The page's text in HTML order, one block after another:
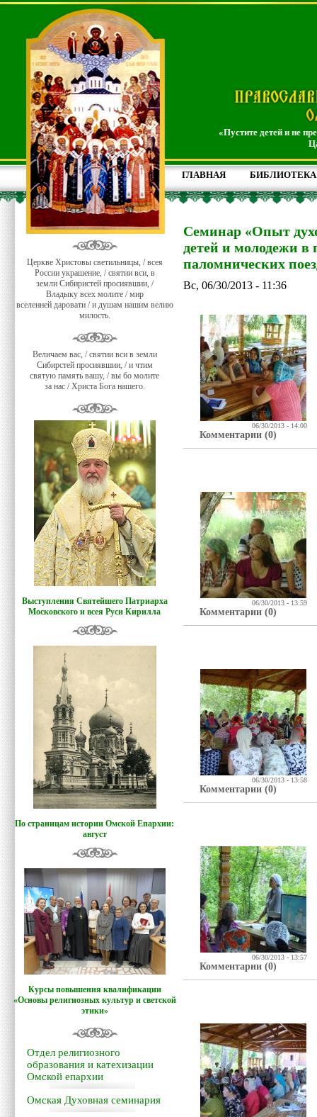
«Пустите детей и не
ГЛАВНАЯ БИБЛИОТЕКА
Церкве Христовы светильницы, / всея
России украшение, / святии вси, в
земли Сибиристей просиявшии, /
Владыку всех молите / мир
вселенней даровати / и душам нашим велию
милость.
Величаем вас, / святии вси в земли
Сибирстей просиявшии, / и чтим
святую память вашу, / вы бо молите
за нас / Христа Бога нашего.
Выступления Святейшего Патриарха
Московского и всея Руси Кирилла
По страницам истории Омской Епархии:
август
Курсы повышения квалификации
«Основы религиозных культур и светской
этики»
Отдел религиозного
образования и катехизации
Омской епархии
Омская Духовная семинария
Семинар «Опыт
детей и молодежи в
паломнических
Вс, 06/30/2013 - 11:36
06/30/2013 - 14:00
Комментарии (0)
06/30/2013 - 13:59
Комментарии (0)
06/30/2013 - 13:58
Комментарии (0)
06/30/2013 - 13:57
Комментарии (0)